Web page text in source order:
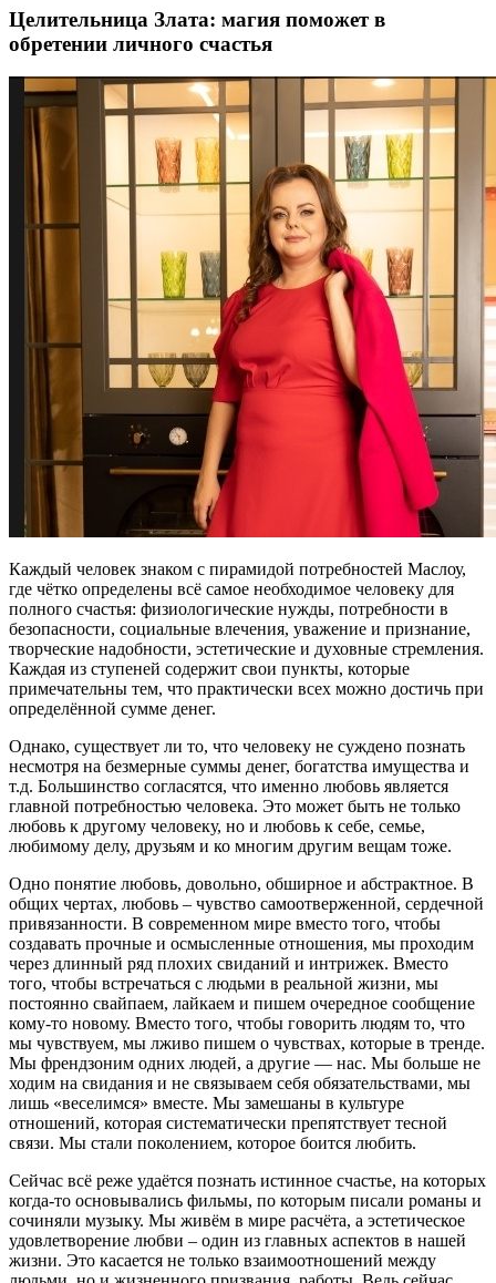
Целительница Злата: магия поможет в
обретении личного счастья
Каждый человек знаком с пирамидой потребностей Маслоу,
где чётко определены всё самое необходимое человеку для
полного счастья: физиологические нужды, потребности в
безопасности, социальные влечения, уважение и признание,
творческие надобности, эстетические и духовные стремления.
Каждая из ступеней содержит свои пункты, которые
примечательны тем, что практически всех можно достичь при
определённой сумме денег.
Однако, существует ли то, что человеку не суждено познать
несмотря на безмерные суммы денег, богатства имущества и
т.д. Большинство согласятся, что именно любовь является
главной потребностью человека. Это может быть не только
любовь к другому человеку, но и любовь к себе, семье,
любимому делу, друзьям и ко многим другим вещам тоже.
Одно понятие любовь, довольно, обширное и абстрактное. В
общих чертах, любовь – чувство самоотверженной, сердечной
привязанности. В современном мире вместо того, чтобы
создавать прочные и осмысленные отношения, мы проходим
через длинный ряд плохих свиданий и интрижек. Вместо
того, чтобы встречаться с людьми в реальной жизни, мы
постоянно свайпаем, лайкаем и пишем очередное сообщение
кому-то новому. Вместо того, чтобы говорить людям то, что
мы чувствуем, мы лживо пишем о чувствах, которые в тренде.
Мы френдзоним одних людей, а другие — нас. Мы больше не
ходим на свидания и не связываем себя обязательствами, мы
лишь «веселимся» вместе. Мы замешаны в культуре
отношений, которая систематически препятствует тесной
связи. Мы стали поколением, которое боится любить.
Сейчас всё реже удаётся познать истинное счастье, на которых
когда-то основывались фильмы, по которым писали романы и
сочиняли музыку. Мы живём в мире расчёта, а эстетическое
удовлетворение любви – один из главных аспектов в нашей
жизни. Это касается не только взаимоотношений между